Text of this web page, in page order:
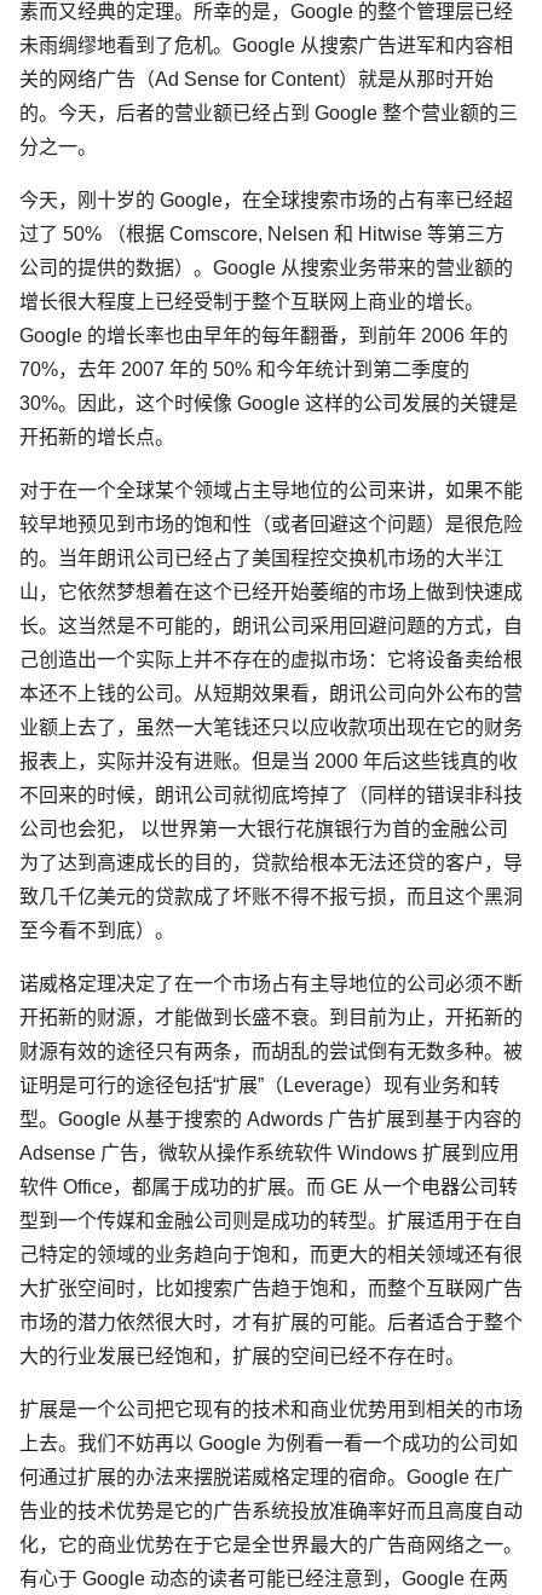
素而又经典的定理。所幸的是，Google 的整个管理层已经
未雨绸缪地看到了危机。Google 从搜索广告进军和内容相
关的网络广告（Ad Sense for Content）就是从那时开始
的。今天，后者的营业额已经占到 Google 整个营业额的三
分之一。
今天，刚十岁的 Google，在全球搜索市场的占有率已经超
过了 50% （根据 Comscore, Nelsen 和 Hitwise 等第三方
公司的提供的数据）。Google 从搜索业务带来的营业额的
增长很大程度上已经受制于整个互联网上商业的增长。
Google 的增长率也由早年的每年翻番，到前年 2006 年的
70%，去年 2007 年的 50% 和今年统计到第二季度的
30%。因此，这个时候像 Google 这样的公司发展的关键是
开拓新的增长点。
对于在一个全球某个领域占主导地位的公司来讲，如果不能
较早地预见到市场的饱和性（或者回避这个问题）是很危险
的。当年朗讯公司已经占了美国程控交换机市场的大半江
山，它依然梦想着在这个已经开始萎缩的市场上做到快速成
长。这当然是不可能的，朗讯公司采用回避问题的方式，自
己创造出一个实际上并不存在的虚拟市场：它将设备卖给根
本还不上钱的公司。从短期效果看，朗讯公司向外公布的营
业额上去了，虽然一大笔钱还只以应收款项出现在它的财务
报表上，实际并没有进账。但是当 2000 年后这些钱真的收
不回来的时候，朗讯公司就彻底垮掉了（同样的错误非科技
公司也会犯， 以世界第一大银行花旗银行为首的金融公司
为了达到高速成长的目的，贷款给根本无法还贷的客户，导
致几千亿美元的贷款成了坏账不得不报亏损，而且这个黑洞
至今看不到底）。
诺威格定理决定了在一个市场占有主导地位的公司必须不断
开拓新的财源，才能做到长盛不衰。到目前为止，开拓新的
财源有效的途径只有两条，而胡乱的尝试倒有无数多种。被
证明是可行的途径包括“扩展”（Leverage）现有业务和转
型。Google 从基于搜索的 Adwords 广告扩展到基于内容的
Adsense 广告，微软从操作系统软件 Windows 扩展到应用
软件 Office，都属于成功的扩展。而 GE 从一个电器公司转
型到一个传媒和金融公司则是成功的转型。扩展适用于在自
己特定的领域的业务趋向于饱和，而更大的相关领域还有很
大扩张空间时，比如搜索广告趋于饱和，而整个互联网广告
市场的潜力依然很大时，才有扩展的可能。后者适合于整个
大的行业发展已经饱和，扩展的空间已经不存在时。
扩展是一个公司把它现有的技术和商业优势用到相关的市场
上去。我们不妨再以 Google 为例看一看一个成功的公司如
何通过扩展的办法来摆脱诺威格定理的宿命。Google 在广
告业的技术优势是它的广告系统投放准确率好而且高度自动
化，它的商业优势在于它是全世界最大的广告商网络之一。
有心于 Google 动态的读者可能已经注意到，Google 在两